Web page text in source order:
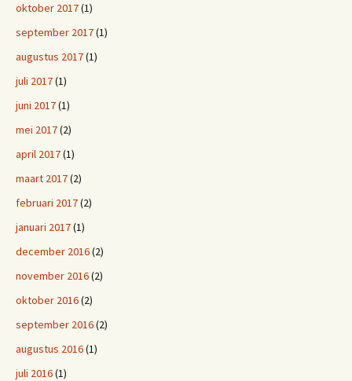
oktober 2017(1)
september 2017(1)
augustus 2017(1)
juli 2017(1)
juni 2017(1)
mei 2017(2)
april 2017(1)
maart 2017(2)
februari 2017(2)
januari 2017(1)
december 2016(2)
november 2016(2)
oktober 2016(2)
september 2016(2)
augustus 2016(1)
juli 2016(1)